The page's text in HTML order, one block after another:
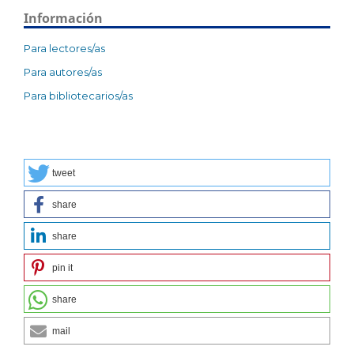
Información
Para lectores/as
Para autores/as
Para bibliotecarios/as
tweet
share
share
pin it
share
mail